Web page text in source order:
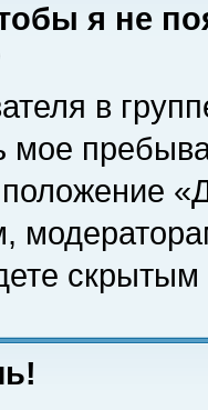
я не
в
мое
скрытым